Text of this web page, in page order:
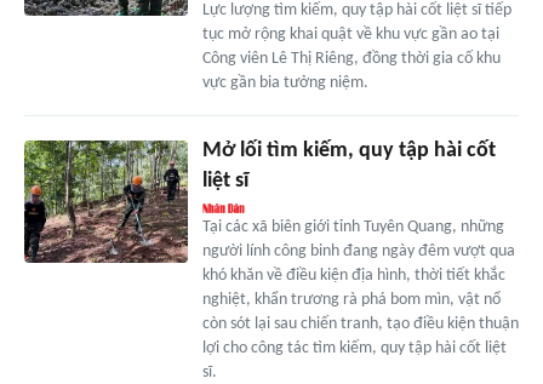
Lực lượng tìm kiếm, quy tập hài cốt liệt sĩ tiếp
tục mở rộng khai quật về khu vực gần ao tại
Công viên Lê Thị Riêng, đồng thời gia cố khu
vực gần bia tưởng niệm.
Mở lối tìm kiếm, quy tập hài cốt
liệt sĩ
Tại các xã biên giới tỉnh Tuyên Quang, những
người lính công binh đang ngày đêm vượt qua
khó khăn về điều kiện địa hình, thời tiết khắc
nghiệt, khẩn trương rà phá bom mìn, vật nổ
còn sót lại sau chiến tranh, tạo điều kiện thuận
lợi cho công tác tìm kiếm, quy tập hài cốt liệt
sĩ.